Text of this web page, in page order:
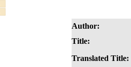
Author:
Title:
Translated Title: